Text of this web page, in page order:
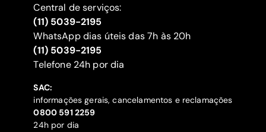
Central de serviços:
(11) 5039-2195
WhatsApp dias úteis das 7h às 20h
(11) 5039-2195
‍Telefone 24h por dia
SAC:
informações gerais, cancelamentos e reclamações
‍0800 591 2259
24h por dia